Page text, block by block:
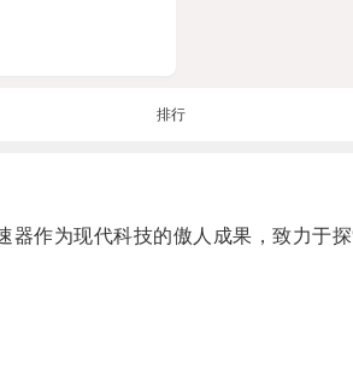
排行
作为现代科技的傲人成果，致力于